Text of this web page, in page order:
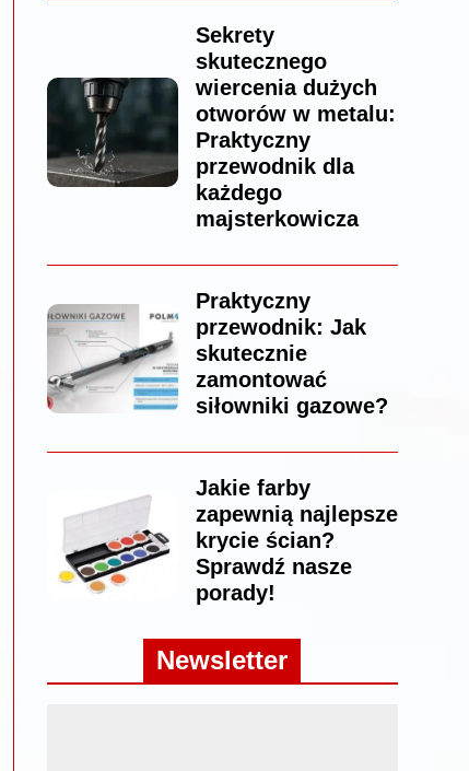
Sekrety
skutecznego
wiercenia dużych
otworów w metalu:
Praktyczny
przewodnik dla
każdego
majsterkowicza
Praktyczny
przewodnik: Jak
skutecznie
zamontować
siłowniki gazowe?
Jakie farby
zapewnią najlepsze
krycie ścian?
Sprawdź nasze
porady!
Newsletter